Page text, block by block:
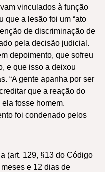
vinculados à função
que a lesão foi um “ato
de discriminação de
pela decisão judicial.
depoimento, que sofreu
e que isso a deixou
“A gente apanha por ser
que a reação do
fosse homem.
foi condenado pelos
(art. 129, §13 do Código
e 12 dias de